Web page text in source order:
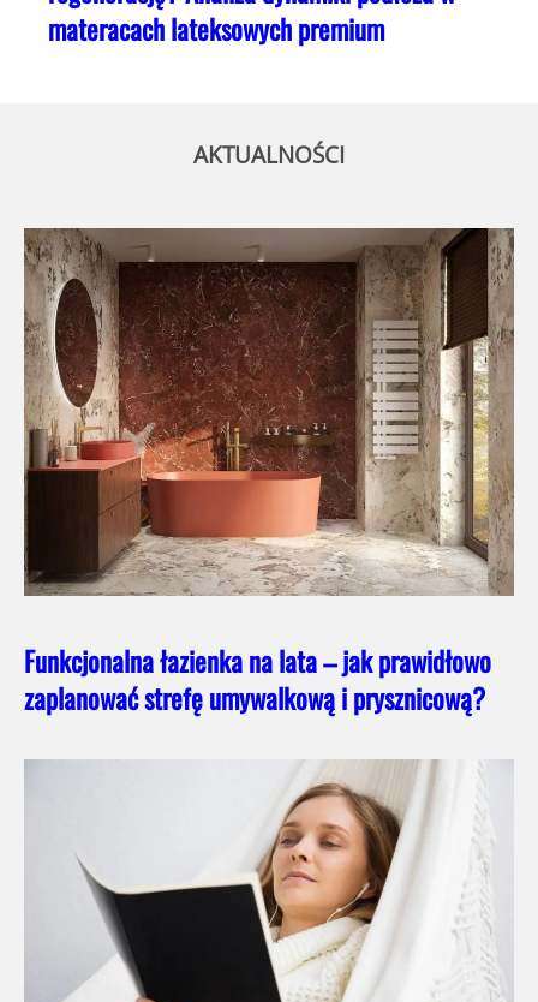
materacach lateksowych premium
AKTUALNOŚCI
Funkcjonalna łazienka na lata – jak prawidłowo
zaplanować strefę umywalkową i prysznicową?